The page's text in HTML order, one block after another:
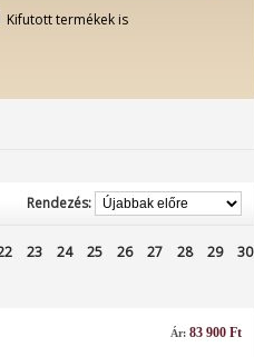
Kifutott termékek is
Rendezés:
23 24 25 26 27 28 29
30
Ár: 83 900 Ft